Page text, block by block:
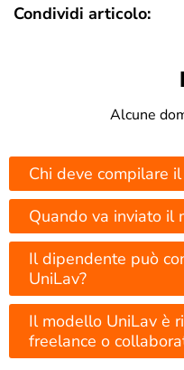
Condividi articolo:
Alcune
Chi deve compilare
Quando va inviato il
Il dipendente può
UniLav?
Il modello UniLav è
freelance o